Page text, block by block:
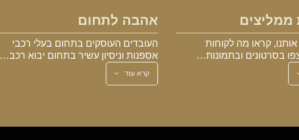
ממליצים
קראו מה לקוחות
בסרטונים ובתמונות…
אהבה לתחום
העובדים העוסקים בתחום בעלי רכבי
אספנות וניסיון עשיר בתחום יבוא רכב…
קרא עוד